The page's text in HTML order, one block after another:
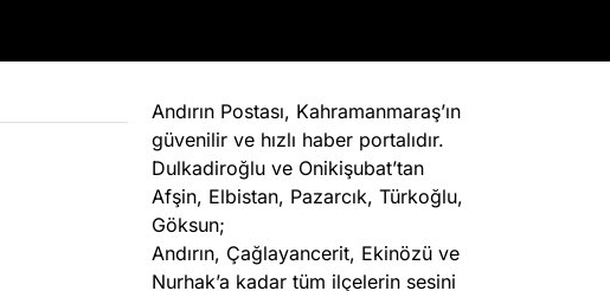
Andırın Postası, Kahramanmaraş’ın
güvenilir ve hızlı haber portalıdır.
Dulkadiroğlu ve Onikişubat’tan
Afşin, Elbistan, Pazarcık, Türkoğlu,
Göksun;
Andırın, Çağlayancerit, Ekinözü ve
Nurhak’a kadar tüm ilçelerin sesini